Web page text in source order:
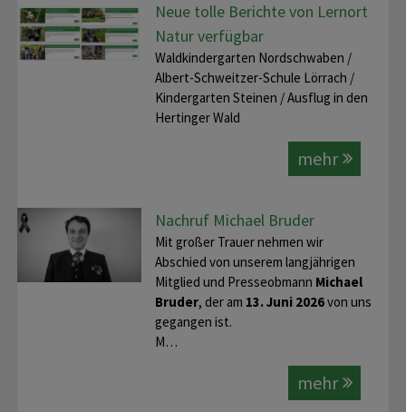
Neue tolle Berichte von Lernort
Natur verfügbar
Waldkindergarten Nordschwaben /
Albert-Schweitzer-Schule Lörrach /
Kindergarten Steinen / Ausflug in den
Hertinger Wald
mehr
Nachruf Michael Bruder
Mit großer Trauer nehmen wir
Abschied von unserem langjährigen
Mitglied und Presseobmann Michael
Bruder, der am 13. Juni 2026von uns
gegangen ist.
M…
mehr